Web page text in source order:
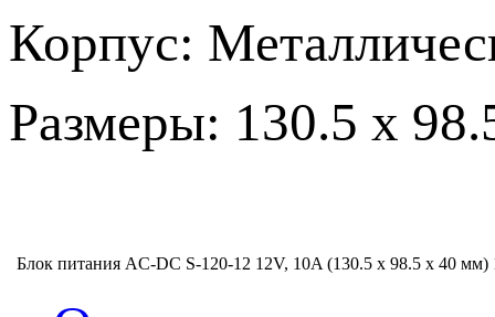
Корпус:
Размеры: 130.5 х
Блок питания AC-DC S-120-12 12V, 10A (130.5 х 98.5 х 40 мм)